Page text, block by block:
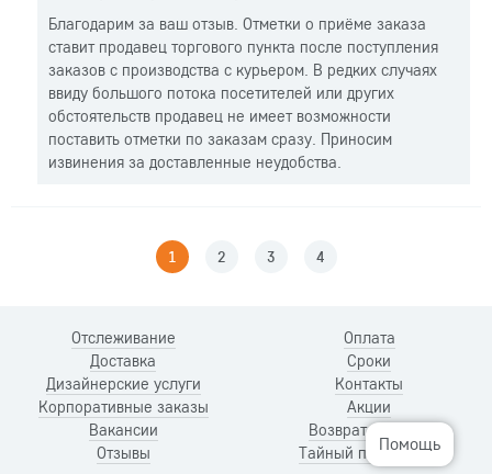
Помощь
Благодарим за ваш отзыв. Отметки о приёме заказа
ставит продавец торгового пункта после поступления
заказов с производства с курьером. В редких случаях
ввиду большого потока посетителей или других
обстоятельств продавец не имеет возможности
поставить отметки по заказам сразу. Приносим
извинения за доставленные неудобства.
1 2 3 4
Отслеживание
Доставка
Оплата
Сроки
Дизайнерские услуги
Корпоративные заказы
Контакты
Акции
Вакансии
Отзывы
Возврат и обмен
Тайный покупатель